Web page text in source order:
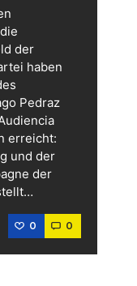
der
haben
Pedraz
erreicht:
und der
der
0 0